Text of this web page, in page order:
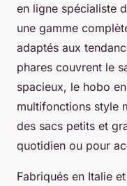
en ligne spécialiste
une gamme
adaptés aux
phares couvrent le
spacieux, le hobo
multifonctions style
des sacs petits et
quotidien ou pour
Fabriqués en Italie